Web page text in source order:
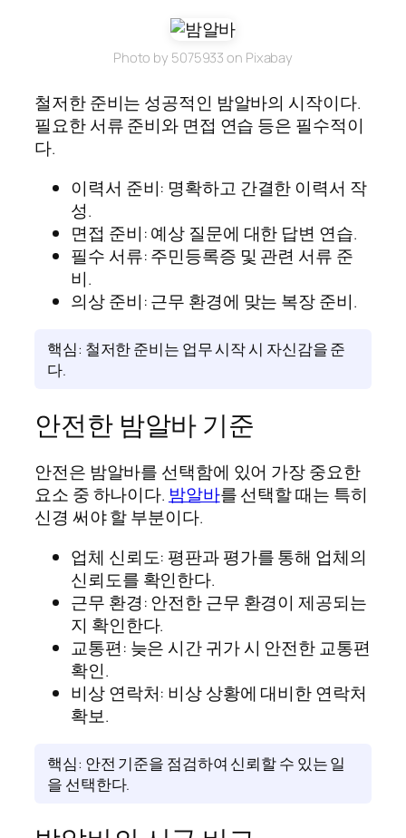
Photo by 5075933 on Pixabay
철저한 준비는 성공적인 밤알바의 시작이다.
필요한 서류 준비와 면접 연습 등은 필수적이
다.
이력서 준비: 명확하고 간결한 이력서 작
성.
면접 준비: 예상 질문에 대한 답변 연습.
필수 서류: 주민등록증 및 관련 서류 준
비.
의상 준비: 근무 환경에 맞는 복장 준비.
핵심: 철저한 준비는 업무 시작 시 자신감을 준
다.
안전한 밤알바 기준
안전은 밤알바를 선택함에 있어 가장 중요한
요소 중 하나이다. 밤알바를 선택할 때는 특히
신경 써야 할 부분이다.
업체 신뢰도: 평판과 평가를 통해 업체의
신뢰도를 확인한다.
근무 환경: 안전한 근무 환경이 제공되는
지 확인한다.
교통편: 늦은 시간 귀가 시 안전한 교통편
확인.
비상 연락처: 비상 상황에 대비한 연락처
확보.
핵심: 안전 기준을 점검하여 신뢰할 수 있는 일
을 선택한다.